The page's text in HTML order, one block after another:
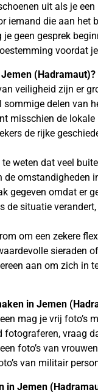
uit als je
iemand die aan het
geen gesprek
voordat
(Hadramaut)?
veiligheid zijn er
sommige delen van
misschien de
de rijke
weten dat veel
de omstandigheden
gegeven omdat er
de situatie
om een zekere
sieraden
aan om zich in
in Jemen
mag je vrij foto’s
fotograferen, vraag
foto’s van
van militair
in Jemen